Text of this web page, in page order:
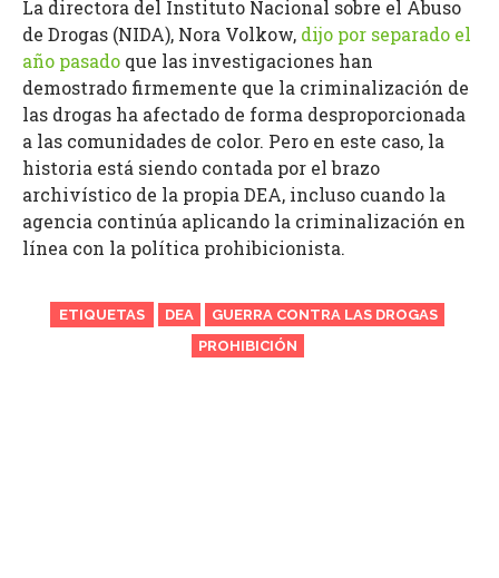
La directora del Instituto Nacional sobre el Abuso
de Drogas (NIDA), Nora Volkow, dijo por separado el
año pasado que las investigaciones han
demostrado firmemente que la criminalización de
las drogas ha afectado de forma desproporcionada
a las comunidades de color. Pero en este caso, la
historia está siendo contada por el brazo
archivístico de la propia DEA, incluso cuando la
agencia continúa aplicando la criminalización en
línea con la política prohibicionista.
ETIQUETAS DEA
GUERRA CONTRA LAS DROGAS
PROHIBICIÓN